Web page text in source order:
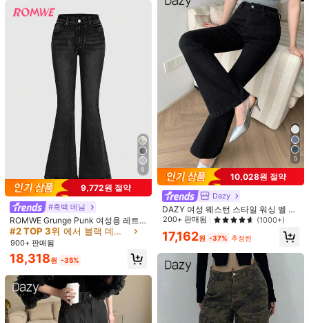
ROMWE Street Life 여성용 레트로
풋볼 배지 영어 프린트 라인스톤 장식
루즈 와이드 레그 청바지
원 -41% 추정된
#디스트레스드 데님
BamGleam 여성용 버튼 캐주얼 다용
24,490원
ROMWE Street Life Y2K 캐주얼 스트
리트 스타일 포켓 자수 디자인 듀얼 허
리 밴드 루즈핏 데님 청바지
24,980원 -43% 추정된
국내배송
SHEIN PETITE 여성 캐주얼
루즈핏 타이 스트레이트 레그 청바지,
리본 배기 청바지, 추운 날씨 의류, 겨
울 바지, 크리스마스 청바지, 로우 라
이즈 데님 청바지, 카고 가을, 페티트
21,090 원 -26%
8
9,772원 절약
#흑백 데님
ROMWE Grunge Punk 여성용 레트
로 패턴 자수 스키니 플레어 로우 웨이
스트 청바지, 펑크 록 시크 스타일, 학
교
#2 TOP 3위 에서 블랙 데님 바지
900+ 판매됨
18,318원 -35%
5
10,028원 절약
Dazy
DAZY 여성 웨스턴 스타일 워싱 벨 보
텀 청바지
200+ 판매됨 (1000+)
17,162원 -37% 추정된